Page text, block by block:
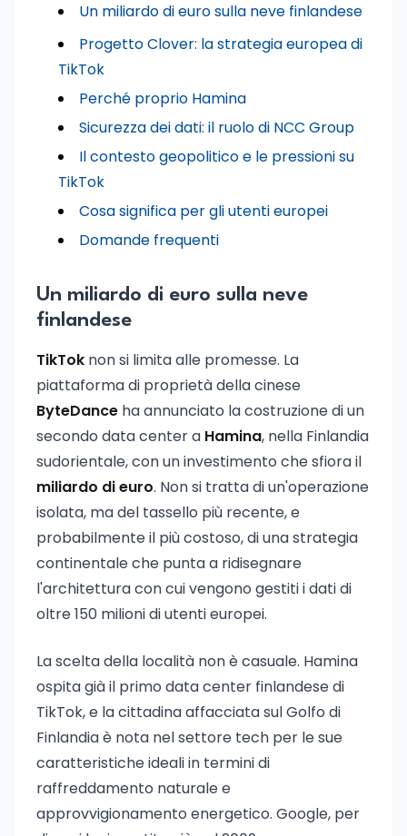
Un miliardo di euro sulla neve finlandese
Progetto Clover: la strategia europea di
TikTok
Perché proprio Hamina
Sicurezza dei dati: il ruolo di NCC Group
Il contesto geopolitico e le pressioni su
TikTok
Cosa significa per gli utenti europei
Domande frequenti
Un miliardo di euro sulla neve
finlandese
TikTok non si limita alle promesse. La
piattaforma di proprietà della cinese
ByteDance ha annunciato la costruzione di un
secondo data center a Hamina, nella Finlandia
sudorientale, con un investimento che sfiora il
miliardo di euro. Non si tratta di un'operazione
isolata, ma del tassello più recente, e
probabilmente il più costoso, di una strategia
continentale che punta a ridisegnare
l'architettura con cui vengono gestiti i dati di
oltre 150 milioni di utenti europei.
La scelta della località non è casuale. Hamina
ospita già il primo data center finlandese di
TikTok, e la cittadina affacciata sul Golfo di
Finlandia è nota nel settore tech per le sue
caratteristiche ideali in termini di
raffreddamento naturale e
approvvigionamento energetico. Google, per